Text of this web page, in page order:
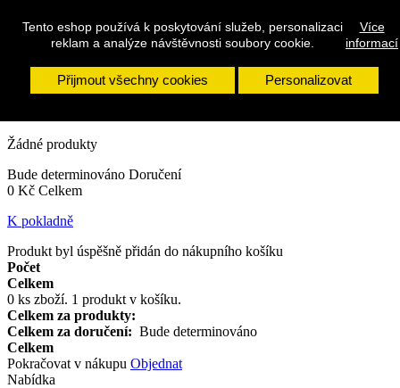
Tento eshop používá k poskytování služeb, personalizaci
reklam a analýze návštěvnosti soubory cookie.
Více
informací
Přijmout všechny cookies Personalizovat
Přihlásit se
Napište nám
Vyhledávání
Žádné produkty
Bude determinováno Doručení
0 Kč Celkem
K pokladně
Produkt byl úspěšně přidán do nákupního košíku
Počet
Celkem
0 ks zboží. 1 produkt v košíku.
Celkem za produkty:
Celkem za doručení: Bude determinováno
Celkem
Pokračovat v nákupu Objednat
Nabídka